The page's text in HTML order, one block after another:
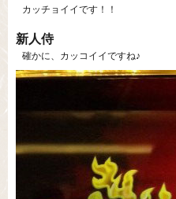
カッチョイイです！！
新人侍
確かに、カッコイイですね♪